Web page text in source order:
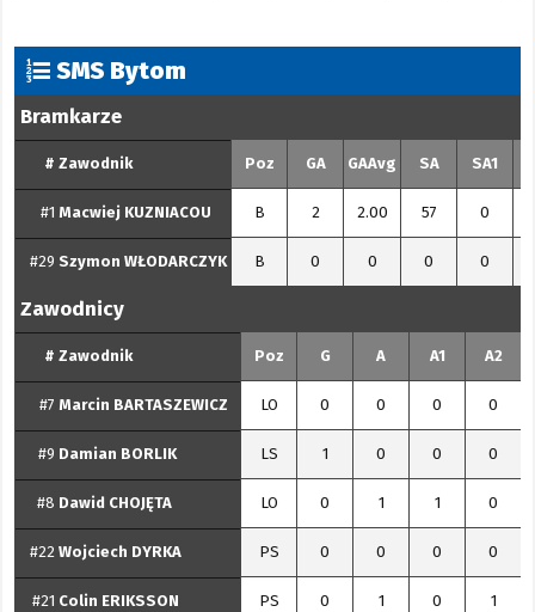
SMS Bytom
Bramkarze
# Zawodnik Poz GA GAAvg SA SA1
#1 Macwiej KUZNIACOU B 2 2.00 57 0
#29 Szymon WŁODARCZYK B 0 0 0 0
Zawodnicy
# Zawodnik Poz G A A1 A2
#7 Marcin BARTASZEWICZ LO 0 0 0 0
#9 Damian BORLIK LS 1 0 0 0
#8 Dawid CHOJĘTA LO 0 1 1 0
#22 Wojciech DYRKA PS 0 0 0 0
#21 Colin ERIKSSON PS 0 1 0 1